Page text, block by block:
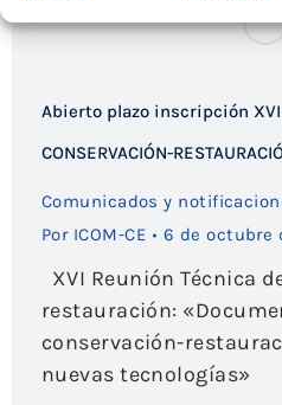
Abierto plazo inscripción XVI
CONSERVACIÓN-
Comunicados y
Por ICOM-CE 6 de octubre
XVI Reunión Técnica
restauración:
conservación-
nuevas tecnologías»